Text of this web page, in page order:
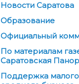
Новости Саратова
Образование
Официальный
По материалам
Саратовская
Поддержка